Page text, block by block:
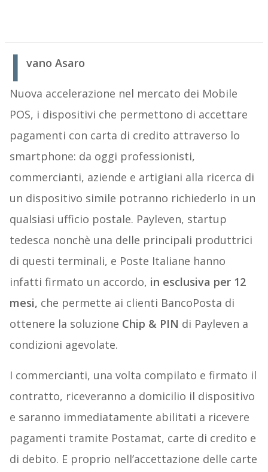
I vano Asaro
Nuova accelerazione nel mercato dei Mobile
POS, i dispositivi che permettono di accettare
pagamenti con carta di credito attraverso lo
smartphone: da oggi professionisti,
commercianti, aziende e artigiani alla ricerca di
un dispositivo simile potranno richiederlo in un
qualsiasi ufficio postale. Payleven, startup
tedesca nonchè una delle principali produttrici
di questi terminali, e Poste Italiane hanno
infatti firmato un accordo, in esclusiva per 12
mesi, che permette ai clienti BancoPosta di
ottenere la soluzione Chip & PIN di Payleven a
condizioni agevolate.
I commercianti, una volta compilato e firmato il
contratto, riceveranno a domicilio il dispositivo
e saranno immediatamente abilitati a ricevere
pagamenti tramite Postamat, carte di credito e
di debito. E proprio nell’accettazione delle carte